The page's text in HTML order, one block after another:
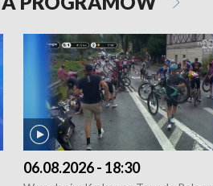
06.08.2026 - 18:30